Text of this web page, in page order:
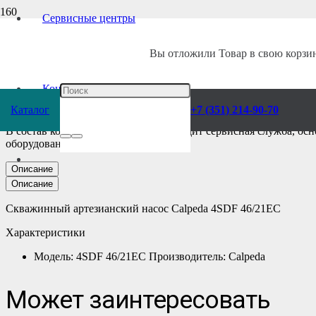
Сервисные центры
Контакты
Вы отложили Товар в свою
Каталог +7 (351) 214-90-70
Главная /Каталог/Насосы/Calpeda
Скважинный
В состав компании «Ворса Урал» входит сервисная служба,
оборудования.
Описание
Описание
Скважинный артезианский насос Calpeda 4SDF 46/21EC
Характеристики
Модель: 4SDF 46/21EC Производитель: Calpeda
Может заинтересовать